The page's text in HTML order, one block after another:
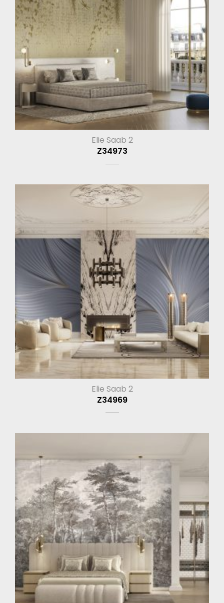
Elie Saab 2
Z34973
Elie Saab 2
Z34969